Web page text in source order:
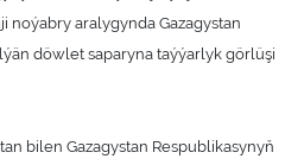
noýabry aralygynda Gazagystan
döwlet saparyna taýýarlyk görlüşi
bilen Gazagystan Respublikasynyň